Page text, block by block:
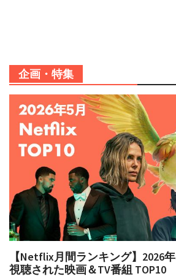
企画・特集
【Netflix月間ランキング】2026
視聴された映画＆TV番組 TOP10